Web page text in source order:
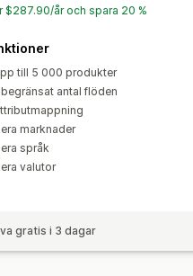
$287.90/år och spara 20 %
till 5 000 produkter
antal flöden
marknader
språk
valutor
gratis i 3 dagar